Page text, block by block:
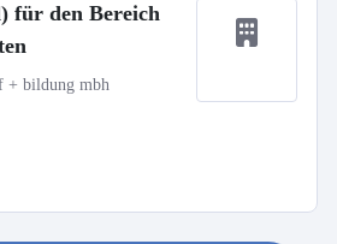
für den Bereich
+ bildung mbh